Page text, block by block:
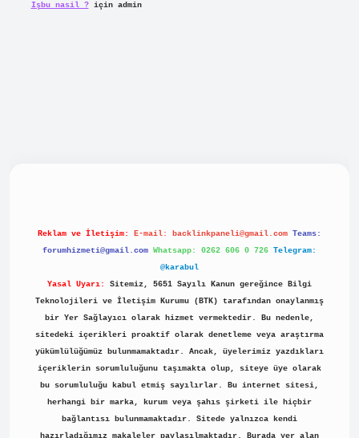
Işbu nasil ?için admin
Reklam ve İletişim: E-mail: backlinkpaneli@gmail.com
Teams:
forumhizmeti@gmail.com Whatsapp: 0262 606 0 726
Telegram:
@karabul
Yasal Uyarı:
Sitemiz, 5651 Sayılı Kanun gereğince Bilgi
Teknolojileri ve İletişim Kurumu (BTK) tarafından onaylanmış
bir Yer Sağlayıcı olarak hizmet vermektedir. Bu nedenle,
sitedeki içerikleri proaktif olarak denetleme veya araştırma
yükümlülüğümüz bulunmamaktadır. Ancak, üyelerimiz yazdıkları
içeriklerin sorumluluğunu taşımakta olup, siteye üye olarak
bu sorumluluğu kabul etmiş sayılırlar. Bu internet sitesi,
herhangi bir marka, kurum veya şahıs şirketi ile hiçbir
bağlantısı bulunmamaktadır. Sitede yalnızca kendi